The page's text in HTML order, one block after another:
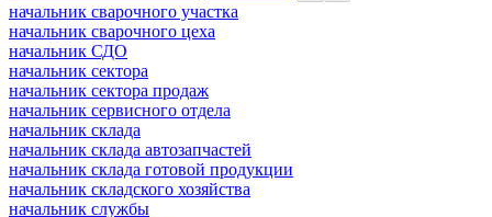
начальник сварочного участка
начальник сварочного цеха
начальник СДО
начальник сектора
начальник сектора продаж
начальник сервисного отдела
начальник склада
начальник склада автозапчастей
начальник склада готовой продукции
начальник складского хозяйства
начальник службы